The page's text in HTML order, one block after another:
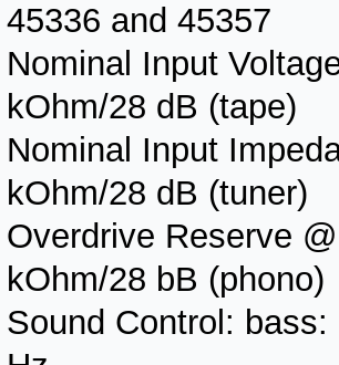
45336 and 45357
Nominal Input
kOhm/28 dB (tape)
Nominal Input
kOhm/28 dB (tuner)
Overdrive Reserve
kOhm/28 bB (phono)
Sound Control: